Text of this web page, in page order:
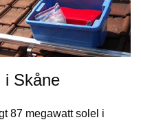
i Skåne
87 megawatt solel i